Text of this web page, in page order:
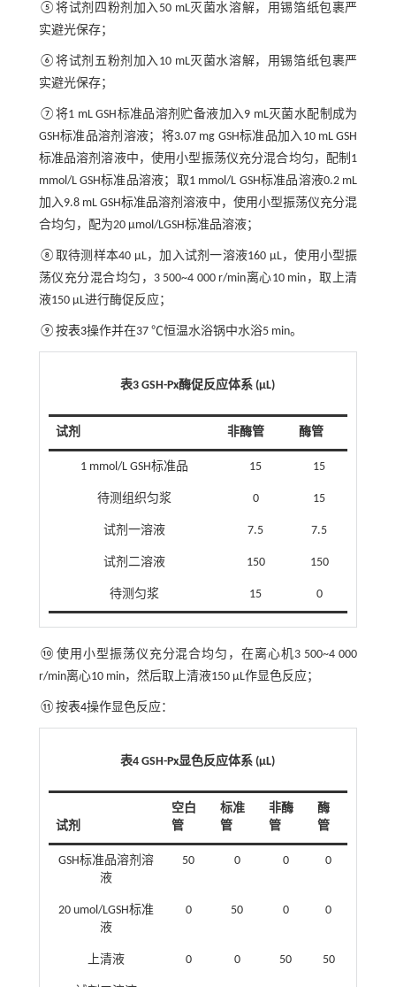
⑤将试剂四粉剂加入50 mL灭菌水溶解，用锡箔纸包裹严
实避光保存；
⑥将试剂五粉剂加入10 mL灭菌水溶解，用锡箔纸包裹严
实避光保存；
⑦将1 mL GSH标准品溶剂贮备液加入9 mL灭菌水配制成为
GSH标准品溶剂溶液；将3.07 mg GSH标准品加入10 mL GSH
标准品溶剂溶液中，使用小型振荡仪充分混合均匀，配制1
mmol/L GSH标准品溶液；取1 mmol/L GSH标准品溶液0.2 mL
加入9.8 mL GSH标准品溶剂溶液中，使用小型振荡仪充分混
合均匀，配为20 μmol/LGSH标准品溶液；
⑧取待测样本40 μL，加入试剂一溶液160 μL，使用小型振
荡仪充分混合均匀，3 500~4 000 r/min离心10 min，取上清
液150 μL进行酶促反应；
⑨按表3操作并在37 ℃恒温水浴锅中水浴5 min。
表3 GSH-Px酶促反应体系 (μL)
试剂 非酶管 酶管
1 mmol/L GSH标准品 15 15
待测组织匀浆 0 15
试剂一溶液 7.5 7.5
试剂二溶液 150 150
待测匀浆 15 0
⑩使用小型振荡仪充分混合均匀，在离心机3 500~4 000
r/min离心10 min，然后取上清液150 μL作显色反应；
⑪按表4操作显色反应：
表4 GSH-Px显色反应体系 (μL)
试剂
空白
管
标准
管
非酶
管
酶
管
GSH标准品溶剂溶
液
50 0 0 0
20 umol/LGSH标准
液
0 50 0 0
上清液 0 0 50 50